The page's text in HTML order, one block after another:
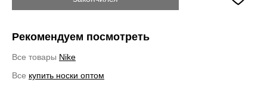
Рекомендуем посмотреть
Все товары Nike
Все купить носки оптом